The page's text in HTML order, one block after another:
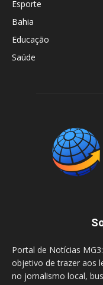
Esporte
Bahia
Educação
Saúde
Portal de Notícias
objetivo de trazer aos
no jornalismo local,